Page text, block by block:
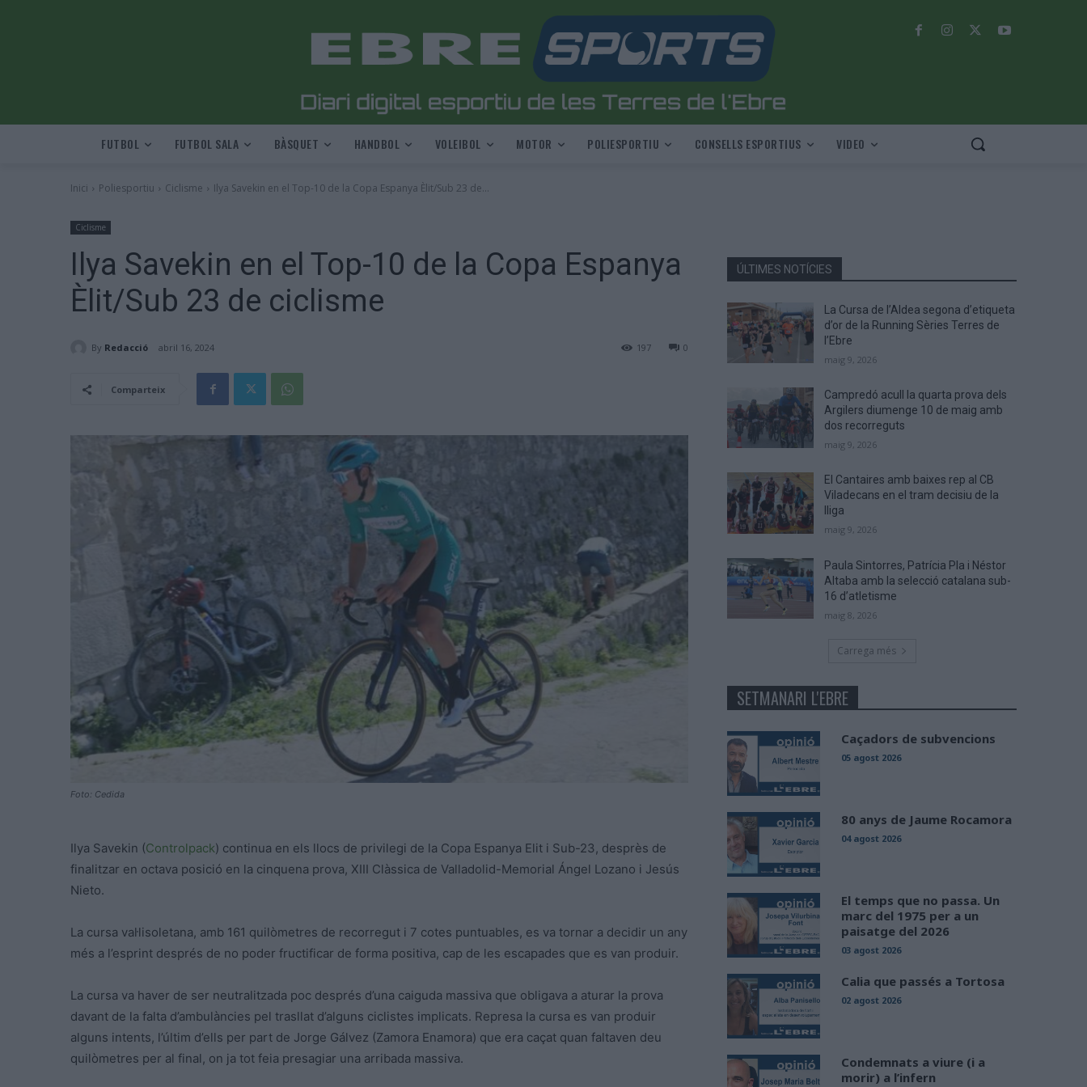
FUTBOL FUTBOL SALA BÀSQUET HANDBOL VOLEIBOL MOTOR POLIESPORTIU CONSELLS ESPORTIUS VIDEO
Inici Poliesportiu Ciclisme Ilya Savekin en el Top-10 de la Copa Espanya Èlit/Sub 23 de...
Ciclisme
Ilya Savekin en el Top-10 de la Copa Espanya
Èlit/Sub 23 de ciclisme
By Redacció abril 16, 2024 0
197
Comparteix
Foto: Cedida
Ilya Savekin (Controlpack) continua en els llocs de privilegi de la Copa Espanya Elit i Sub-23, desprès de
finalitzar en octava posició en la cinquena prova, XIII Clàssica de Valladolid-Memorial Ángel Lozano i Jesús
Nieto.
La cursa val·lisoletana, amb 161 quilòmetres de recorregut i 7 cotes puntuables, es va tornar a decidir un any
més a l’esprint després de no poder fructificar de forma positiva, cap de les escapades que es van produir.
La cursa va haver de ser neutralitzada poc després d’una caiguda massiva que obligava a aturar la prova
davant de la falta d’ambulàncies pel trasllat d’alguns ciclistes implicats. Represa la cursa es van produir
alguns intents, l’últim d’ells per part de Jorge Gálvez (Zamora Enamora) que era caçat quan faltaven deu
quilòmetres per al final, on ja tot feia presagiar una arribada massiva.
ÚLTIMES NOTÍCIES
La Cursa de l’Aldea segona d’etiqueta
d’or de la Running Sèries Terres de
l’Ebre
maig 9, 2026
Campredó acull la quarta prova dels
Argilers diumenge 10 de maig amb
dos recorreguts
maig 9, 2026
El Cantaires amb baixes rep al CB
Viladecans en el tram decisiu de la
lliga
maig 9, 2026
Paula Sintorres, Patrícia Pla i Néstor
Altaba amb la selecció catalana sub-
16 d’atletisme
maig 8, 2026
Carrega més
SETMANARI L'EBRE
Caçadors de subvencions
05 agost 2026
80 anys de Jaume Rocamora
04 agost 2026
El temps que no passa. Un
marc del 1975 per a un
paisatge del 2026
03 agost 2026
Calia que passés a Tortosa
02 agost 2026
Condemnats a viure (i a
morir) a l’infern